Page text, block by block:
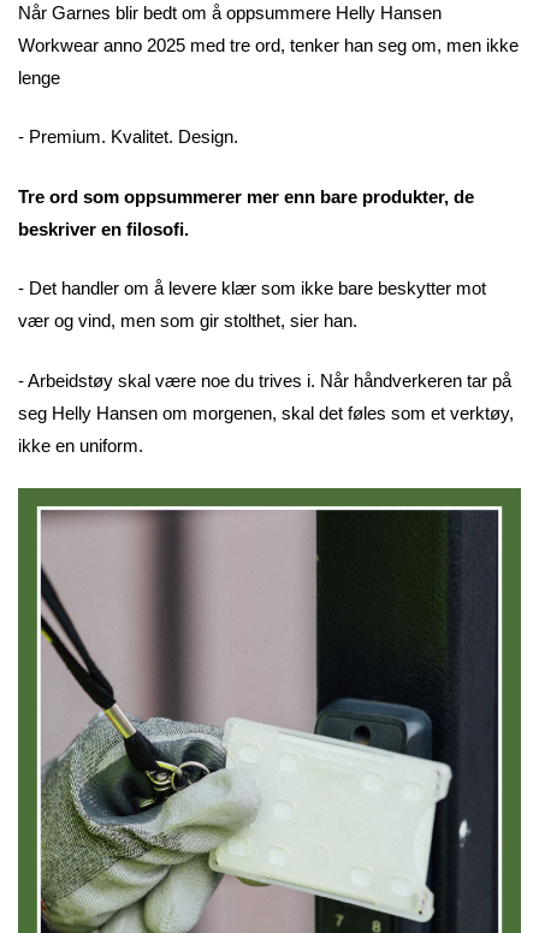
Når Garnes blir bedt om å oppsummere Helly Hansen
Workwear anno 2025 med tre ord, tenker han seg om, men ikke
lenge
- Premium. Kvalitet. Design.
Tre ord som oppsummerer mer enn bare produkter, de
beskriver en filosofi.
- Det handler om å levere klær som ikke bare beskytter mot
vær og vind, men som gir stolthet, sier han.
- Arbeidstøy skal være noe du trives i. Når håndverkeren tar på
seg Helly Hansen om morgenen, skal det føles som et verktøy,
ikke en uniform.